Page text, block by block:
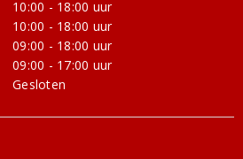
10:00 - 18:00 uur
10:00 - 18:00 uur
09:00 - 18:00 uur
09:00 - 17:00 uur
Gesloten